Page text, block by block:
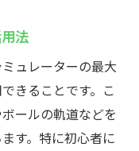
法
ュレーターの最大
きることです。こ
ールの軌道などを
す。特に初心者に